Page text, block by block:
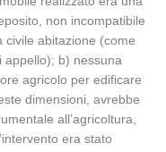
non incompatibile
civile abitazione (come
b) nessuna
agricolo per edificare
dimensioni, avrebbe
all’agricoltura,
era stato